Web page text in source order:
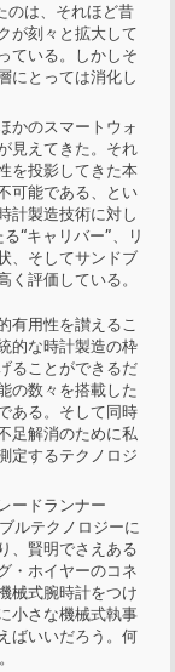
のは、それほど昔
が刻々と拡大して
ている。しかしそ
にとっては消化し
かのスマートウォ
見えてきた。それ
を投影してきた本
可能である、とい
計製造技術に対し
“キャリバー”、リ
、そしてサンドブ
く評価している。
有用性を讃えるこ
的な時計製造の枠
ることができるだ
の数々を搭載した
ある。そして同時
足解消のために私
定するテクノロジ
ードランナー
ルテクノロジーに
、賢明でさえある
・ホイヤーのコネ
械式腕時計をつけ
小さな機械式執事
ばいいだろう。何